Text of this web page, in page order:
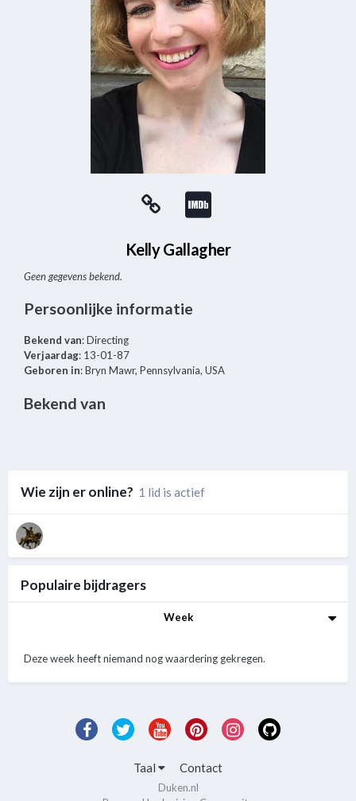
Kelly Gallagher
Geen gegevens bekend.
Persoonlijke informatie
Bekend van: Directing
Verjaardag: 13-01-87
Geboren in: Bryn Mawr, Pennsylvania, USA
Bekend van
Wie zijn er online? 1 lid is actief
Populaire bijdragers
Week
Deze week heeft niemand nog waardering gekregen.
Taal Contact
Duken.nl